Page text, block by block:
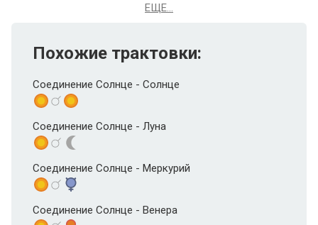
ЕЩЕ...
Похожие трактовки:
Соединение Солнце - Солнце
Соединение Солнце - Луна
Соединение Солнце - Меркурий
Соединение Солнце - Венера